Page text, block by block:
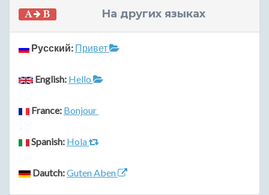
На других языках
Русский: Привет
English: Hello
France: Bonjour
Spanish: Hola
Dautch:Guten Aben